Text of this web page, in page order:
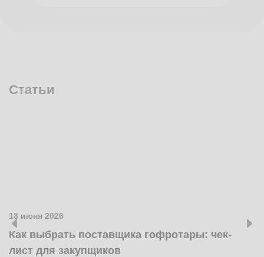
Статьи
18 июня 2026
Как выбрать поставщика гофротары: чек-
лист для закупщиков